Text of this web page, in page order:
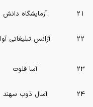
21
آزمایشگاه دانش
22 آژانس تبلیغاتی آوا
23 آسا فلوت
24 آسال ذوب سهند